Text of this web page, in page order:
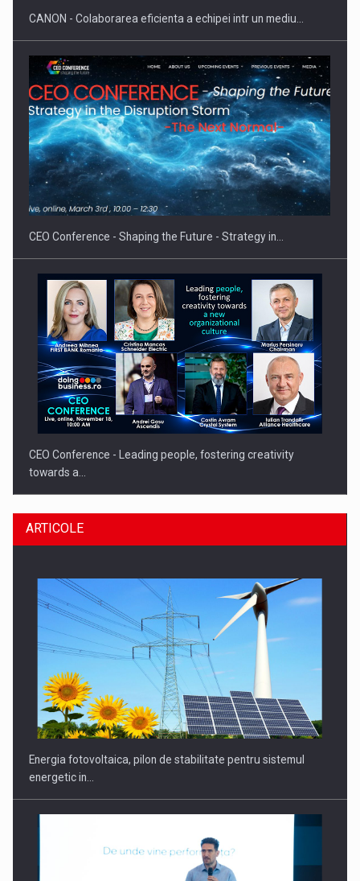
Hard Enduro Piatra Craiului 2026, fueled by benzinariile RO…
CANON - Colaborarea eficienta a echipei intr un mediu…
CEO Conference - Shaping the Future - Strategy in…
CEO Conference - Leading people, fostering creativity
towards a…
CEO Conference - Shaping The Future - Technology and…
ARTICOLE
Energia fotovoltaica, pilon de stabilitate pentru sistemul
energetic in…